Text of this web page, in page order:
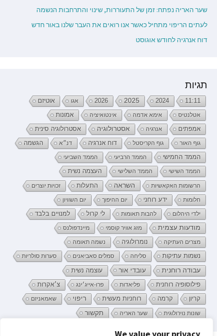
שער האריה נפתח: זמן של התעוררות, שינוי והתרחבות הנשמה
לעתים הריפוי מתחיל כאשר אנו רואים את העבר שלנו באור חדש
דוח אנרגיה לחודש אוגוסט
תגיות
11:11
2024
2025
2026 אגו אוטיזם
אטלנטיס אימא אדמה אינטואיציה אמונות
אמפתים אנרגיה אסטרולוגיה אסטרולוגיה סינית
גוף האור גוף הקריסטל דוח אנרגיה דנ״א הגשמה
הממד החמישי הממד הרביעי הממד השביעי
הממד השישי הממד השלישי העצמה נשית
הרשומות האקאשיות השראה התעלות זכויות יוצרים
חלומות ידע רוחני יום ההיפוך יום השוויון
ילדי היהלום להבות תאומות לי קרול למנויים בלבד
מודעות עצמית מזג אוויר קוסמי מיינדפולנס
מצרים העתיקה נומרולוגיה נשמה תאומה
נשמות עתיקות סליחה סמלים סאביאנים סערות סולריות
עבודה רוחנית עובדי אור
עוצמה נשית
פילוסופיה רוחנית
פליאדות פרו-אייג׳ינג צ׳אקרות
קריון קרמה רוחניות מעשית ריפוי שאמאניזם
שונות נוירולוגית שער האריה תקשור